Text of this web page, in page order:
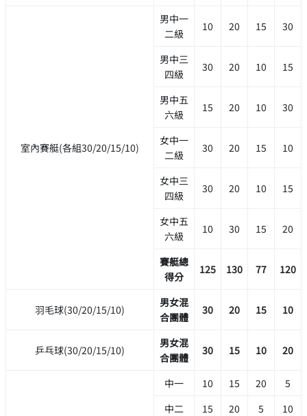
室內賽艇(各組30/20/15/10)
男中一
二級
10 20 15 30
男中三
四級
30 20 10 15
男中五
六級
15 20 10 30
女中一
二級
30 20 15 10
女中三
四級
30 20 10 15
女中五
六級
10 30 15 20
賽艇總
得分
125 130 77 120
羽毛球(30/20/15/10)
男女混
合團體
30 20 15 10
乒乓球(30/20/15/10)
男女混
合團體
30 15 10 20
中一 10 15 20
5
中二
15 20 5 10